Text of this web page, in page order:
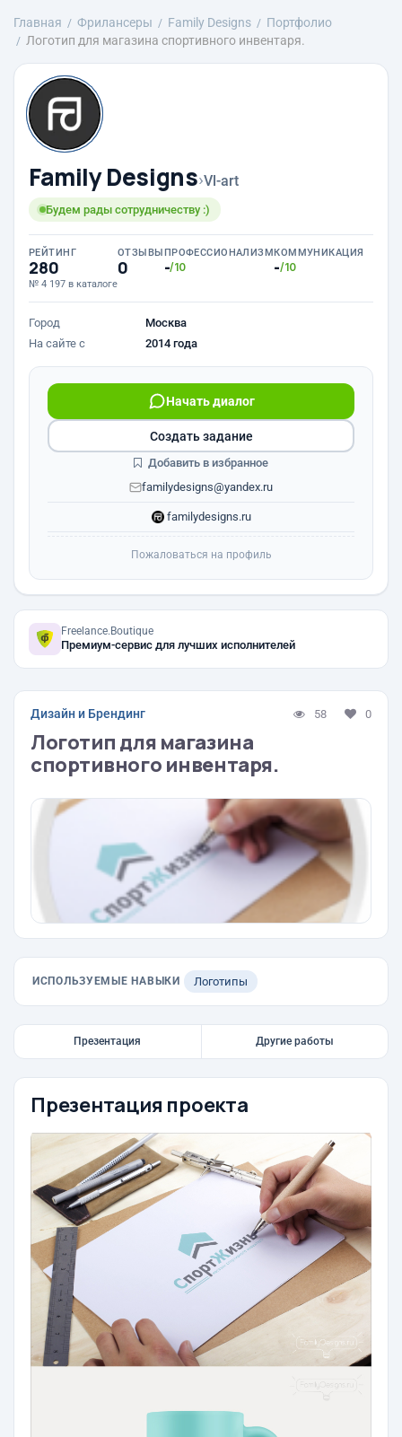
Главная Фрилансеры Family Designs
Портфолио
Логотип для магазина спортивного инвентаря.
Family Designs›Vl-art
Будем рады сотрудничеству :)
РЕЙТИНГ
280
№ 4 197 в каталоге
ОТЗЫВЫ
0
ПРОФЕССИОНАЛИЗМ
-/10
КОММУНИКАЦИЯ
-/10
Город
Москва
На сайте с
2014 года
Начать диалог
familydesigns@yandex.ru
familydesigns.ru
Создать задание
Добавить в избранное
Пожаловаться на профиль
Freelance.Boutique
Премиум-сервис для лучших исполнителей
Дизайн и Брендинг 58 0
Логотип для магазина
спортивного инвентаря.
ИСПОЛЬЗУЕМЫЕ НАВЫКИ Логотипы
Презентация Другие работы
Презентация проекта